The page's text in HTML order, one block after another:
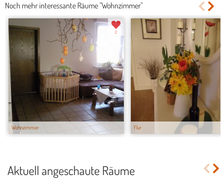
Noch mehr interessante Räume "Wohnzimmer"
Wohnzimmer
2
Flur
Aktuell angeschaute Räume